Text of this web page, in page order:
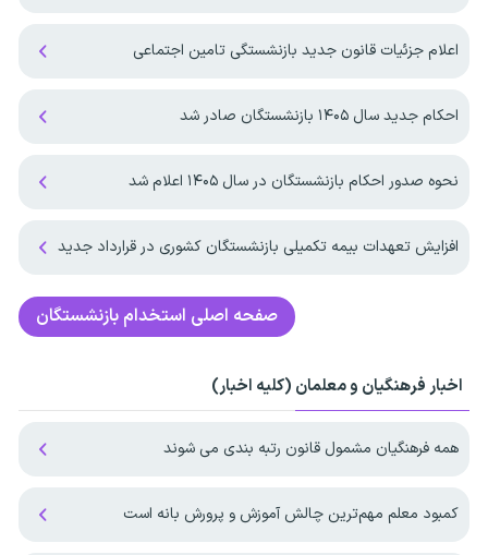
اعلام جزئیات قانون جدید بازنشستگی تامین اجتماعی
احکام جدید سال ۱۴۰۵ بازنشستگان صادر شد
نحوه صدور احکام بازنشستگان در سال ۱۴۰۵ اعلام شد
افزایش تعهدات بیمه‌ تکمیلی بازنشستگان کشوری در قرارداد جدید
صفحه اصلی استخدام بازنشستگان
اخبار فرهنگیان و معلمان (کلیه اخبار)
همه فرهنگیان مشمول قانون رتبه بندی می شوند
کمبود معلم مهم‌ترین چالش آموزش و پرورش بانه است